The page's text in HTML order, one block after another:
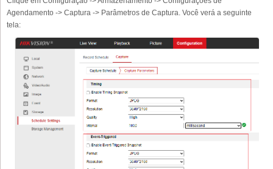
Agendamento -> Captura -> Parâmetros de Captura. Você verá a seguinte
tela: